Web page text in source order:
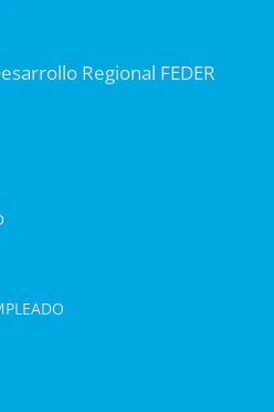
Regional FEDER